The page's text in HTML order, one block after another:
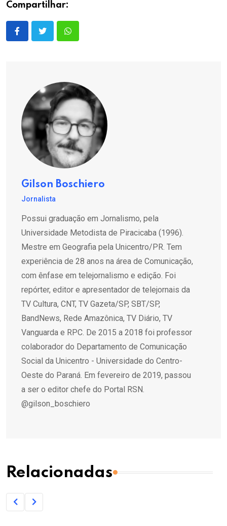
Compartilhar:
Gilson Boschiero
Jornalista
Possui graduação em Jornalismo, pela
Universidade Metodista de Piracicaba (1996).
Mestre em Geografia pela Unicentro/PR. Tem
experiência de 28 anos na área de Comunicação,
com ênfase em telejornalismo e edição. Foi
repórter, editor e apresentador de telejornais da
TV Cultura, CNT, TV Gazeta/SP, SBT/SP,
BandNews, Rede Amazônica, TV Diário, TV
Vanguarda e RPC. De 2015 a 2018 foi professor
colaborador do Departamento de Comunicação
Social da Unicentro - Universidade do Centro-
Oeste do Paraná. Em fevereiro de 2019, passou
a ser o editor chefe do Portal RSN.
@gilson_boschiero
Relacionadas